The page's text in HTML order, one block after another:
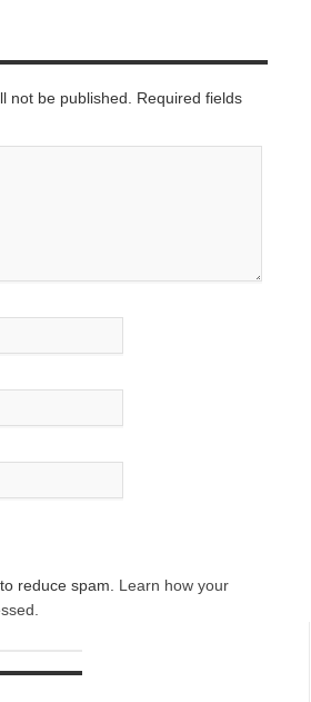
not be published. Required fields
reduce spam. Learn how your